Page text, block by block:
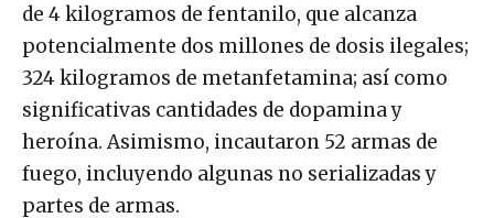
de 4 kilogramos de fentanilo, que alcanza
potencialmente dos millones de dosis ilegales;
324 kilogramos de metanfetamina; así como
significativas cantidades de dopamina y
heroína. Asimismo, incautaron 52 armas de
fuego, incluyendo algunas no serializadas y
partes de armas.